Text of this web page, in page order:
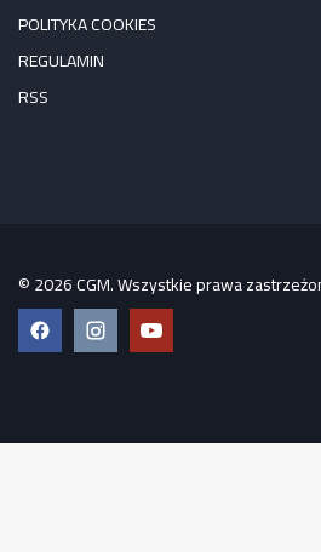
POLITYKA COOKIES
REGULAMIN
RSS
© 2026 CGM. Wszystkie prawa
FacebookInstagramYouTube